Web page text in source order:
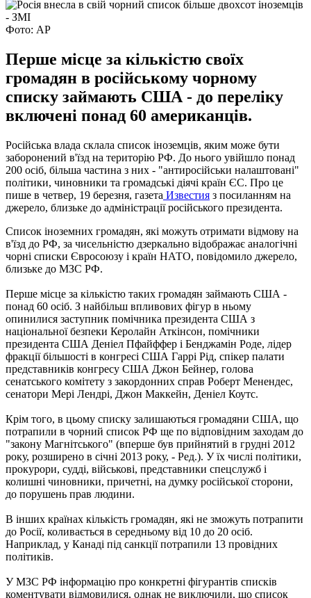
Фото: AP
Перше місце за кількістю своїх
громадян в російському чорному
списку займають США - до переліку
включені понад 60 американців.
Російська влада склала список іноземців, яким може бути
заборонений в'їзд на територію РФ. До нього увійшло понад
200 осіб, більша частина з них - "антиросійськи налаштовані"
політики, чиновники та громадські діячі країн ЄС. Про це
пише в четвер, 19 березня, газета Известия з посиланням на
джерело, близьке до адміністрації російського президента.
Список іноземних громадян, які можуть отримати відмову на
в'їзд до РФ, за чисельністю дзеркально відображає аналогічні
чорні списки Євросоюзу і країн НАТО, повідомило джерело,
близьке до МЗС РФ.
Перше місце за кількістю таких громадян займають США -
понад 60 осіб. З найбільш впливових фігур в ньому
опинилися заступник помічника президента США з
національної безпеки Керолайн Аткінсон, помічники
президента США Деніел Пфайффер і Бенджамін Роде, лідер
фракції більшості в конгресі США Гаррі Рід, спікер палати
представників конгресу США Джон Бейнер, голова
сенатського комітету з закордонних справ Роберт Менендес,
сенатори Мері Лендрі, Джон Маккейн, Деніел Коутс.
Крім того, в цьому списку залишаються громадяни США, що
потрапили в чорний список РФ ще по відповідним заходам до
"закону Магнітського" (вперше був прийнятий в грудні 2012
року, розширено в січні 2013 року, - Ред.). У їх числі політики,
прокурори, судді, військові, представники спецслужб і
колишні чиновники, причетні, на думку російської сторони,
до порушень прав людини.
В інших країнах кількість громадян, які не зможуть потрапити
до Росії, коливається в середньому від 10 до 20 осіб.
Наприклад, у Канаді під санкції потрапили 13 провідних
політиків.
У МЗС РФ інформацію про конкретні фігурантів списків
коментувати відмовилися, однак не виключили, що список